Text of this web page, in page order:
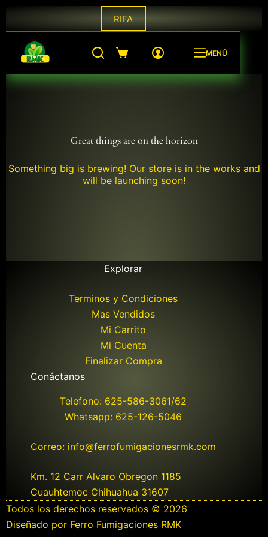
contenido
RIFA
Shopping
MENÚ
Great things are on the horizon
Something big is brewing! Our store is in the works and
will be launching soon!
Explorar
Terminos y Condiciones
Mas Vendidos
Mi Carrito
Mi Cuenta
Finalizar Compra
Conáctanos
Telefono: 625-586-3061/62
Whatsapp: 625-126-5046
Correo: info@ferrofumigacionesrmk.com
Km. 12 Carr Alvaro Obregon 1185
Cuauhtemoc Chihuahua 31607
Todos los derechos reservados © 2026
Diseñado por Ferro Fumigaciones RMK